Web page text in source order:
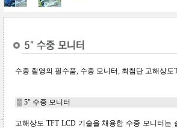
수중 촬영의 필수품, 수중 모니터, 최첨단 고해상
▒ 5" 수중 모니터
고해상도 TFT LCD 기술을 채용한 수중 모니터는